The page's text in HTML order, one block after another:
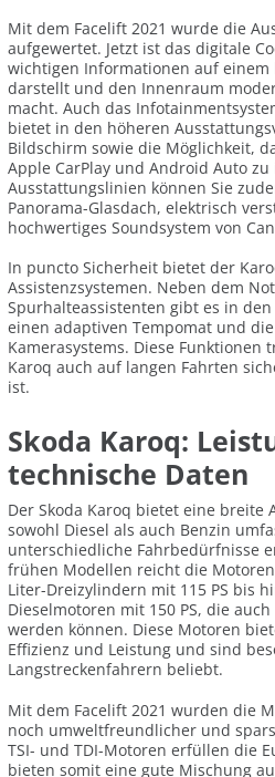
Mit dem Facelift 2021 wurde die
aufgewertet. Jetzt ist das digitale
wichtigen Informationen auf einem
darstellt und den Innenraum
macht. Auch das
bietet in den höheren
Bildschirm sowie die Möglichkeit,
Apple CarPlay und Android Auto
Ausstattungslinien können Sie
Panorama-Glasdach, elektrisch
hochwertiges Soundsystem von
In puncto Sicherheit bietet der
Assistenzsystemen. Neben dem
Spurhalteassistenten gibt es in
einen adaptiven Tempomat und
Kamerasystems. Diese Funktionen
Karoq auch auf langen Fahrten
ist.
Skoda Karoq:
technische Daten
Der Skoda Karoq bietet eine breite
sowohl Diesel als auch Benzin
unterschiedliche Fahrbedürfnisse
frühen Modellen reicht die
Liter-Dreizylindern mit 115 PS bis
Dieselmotoren mit 150 PS, die
werden können. Diese Motoren
Effizienz und Leistung und sind
Langstreckenfahrern beliebt.
Mit dem Facelift 2021 wurden die
noch umweltfreundlicher und
TSI- und TDI-Motoren erfüllen die
bieten somit eine gute Mischung